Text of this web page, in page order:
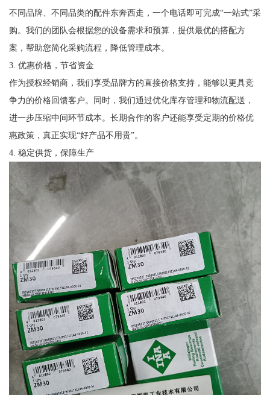
不同品牌、不同品类的配件东奔西走，一个电话即可完成“一站式”采
购。我们的团队会根据您的设备需求和预算，提供最优的搭配方
案，帮助您简化采购流程，降低管理成本。
3. 优惠价格，节省资金
作为授权经销商，我们享受品牌方的直接价格支持，能够以更具竞
争力的价格回馈客户。同时，我们通过优化库存管理和物流配送，
进一步压缩中间环节成本。长期合作的客户还能享受定期的价格优
惠政策，真正实现“好产品不用贵”。
4. 稳定供货，保障生产